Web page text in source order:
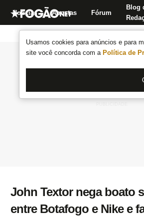
Usamos cookies para anúncios e para
site você concorda com a Política de
Notícias Apostas Fórum
Blog
John Textor nega boato
entre Botafogo e Nike e